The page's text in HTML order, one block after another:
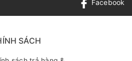
Facebook
SÁCH